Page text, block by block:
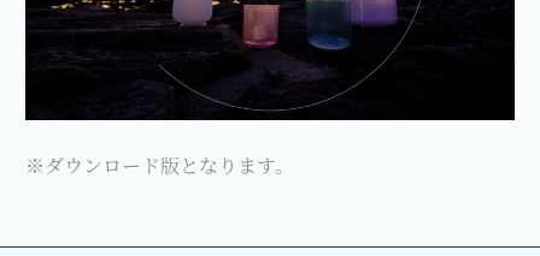
※ダウンロード版となります。